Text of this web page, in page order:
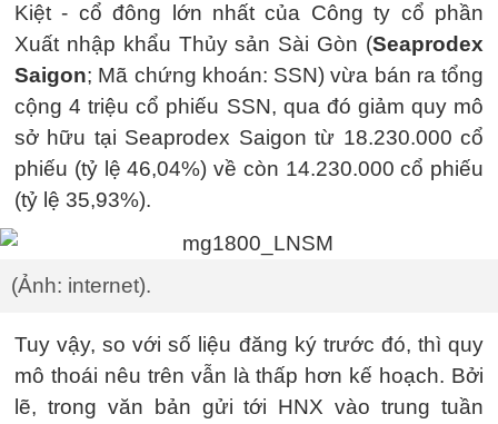
Kiệt - cổ đông lớn nhất của Công ty cổ phần
Xuất nhập khẩu Thủy sản Sài Gòn (Seaprodex
Saigon; Mã chứng khoán: SSN) vừa bán ra tổng
cộng 4 triệu cổ phiếu SSN, qua đó giảm quy mô
sở hữu tại Seaprodex Saigon từ 18.230.000 cổ
phiếu (tỷ lệ 46,04%) về còn 14.230.000 cổ phiếu
(tỷ lệ 35,93%).
(Ảnh: internet).
Tuy vậy, so với số liệu đăng ký trước đó, thì quy
mô thoái nêu trên vẫn là thấp hơn kế hoạch. Bởi
lẽ, trong văn bản gửi tới HNX vào trung tuần